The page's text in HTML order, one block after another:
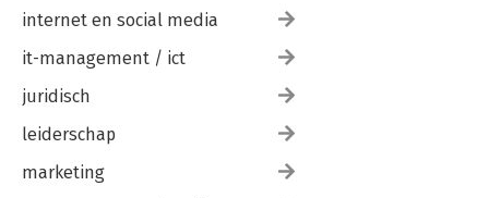
internet en social media
it-management / ict
juridisch
leiderschap
marketing